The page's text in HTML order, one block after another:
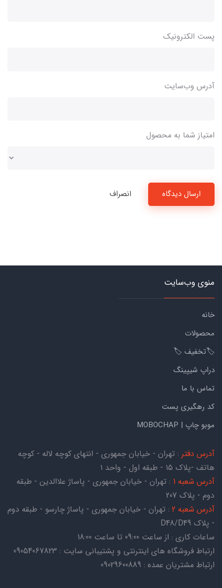
پست الکترونیک
آدرس وب‌سایت
امتیاز شما به محصول
ارسال دیدگاه انصراف
منوی وب‌سایت
خانه
محصولات
🏷️تخفیف 🏷️
دراپ شیپینگ
تماس با ما
کد رهگیری پست
موبو چاپ | MOBOCHAP
آدرس دفتر : تهران - خیابان جمهوری - انتهای کوچه لاله - کوچه
هاتف -پلاک ۱۵ - طبقه اول - واحد ۱
آدرس شعبه 1
: تهران - خیابان جمهوری - پاساژ علاالدین - طبقه
دوم - پلاک 207
آدرس شعبه 2
: تهران - خیابان جمهوری - پاساژ چارسو - طبقه دوم
- پلاک D48/D49
ساعات کاری : از ساعت 09:00 تا ساعت 18:00
ارتباط فروشگاه های اینترنتی و پشتیبانی سایت : 09054067823
ارتباط مشتریان عمده : 09029600889